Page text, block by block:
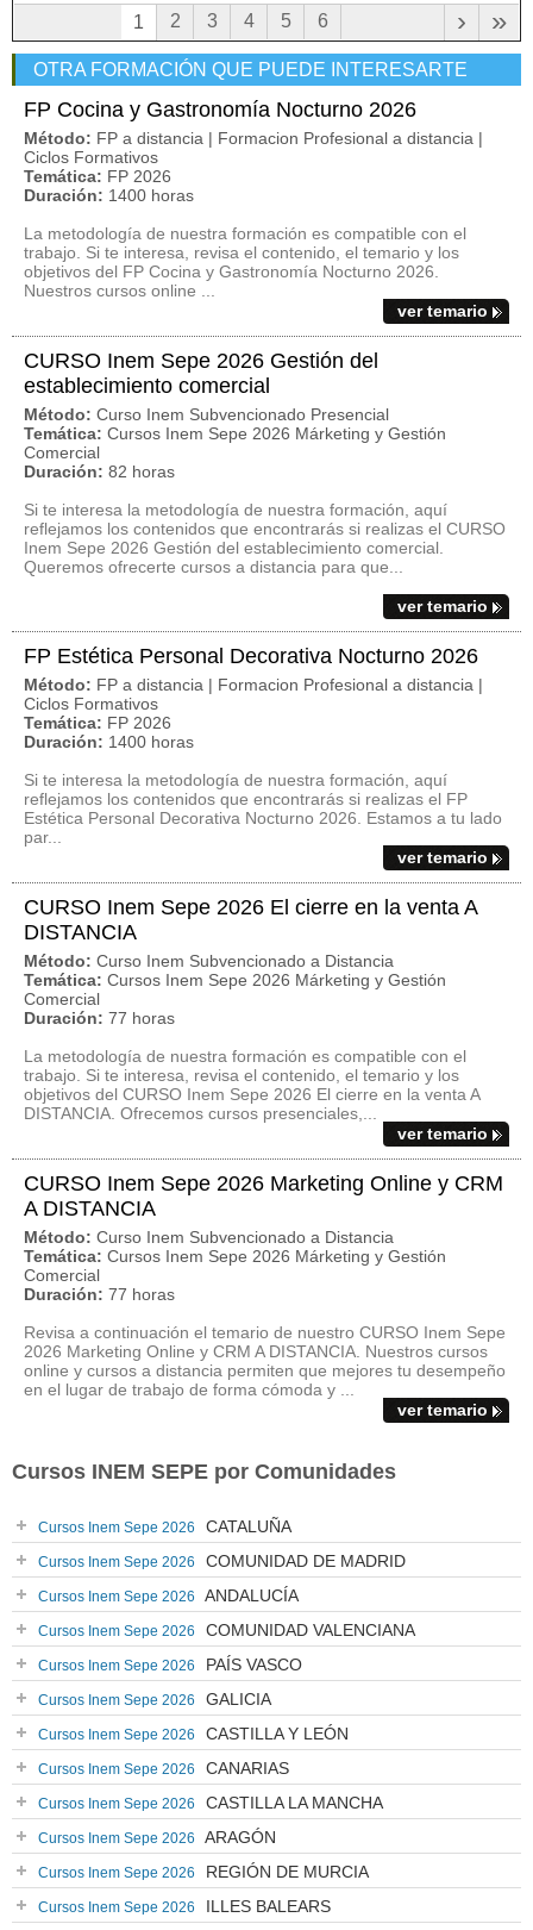
1 2 3 4 5 6 »
›
OTRA FORMACIÓN QUE PUEDE INTERESARTE
FP Cocina y Gastronomía Nocturno 2026
Método: FP a distancia | Formacion Profesional a distancia |
Ciclos Formativos
Temática: FP 2026
Duración: 1400 horas
La metodología de nuestra formación es compatible con el
trabajo. Si te interesa, revisa el contenido, el temario y los
objetivos del FP Cocina y Gastronomía Nocturno 2026.
Nuestros cursos online ...
ver temario
CURSO Inem Sepe 2026 Gestión del
establecimiento comercial
Método: Curso Inem Subvencionado Presencial
Temática: Cursos Inem Sepe 2026 Márketing y Gestión
Comercial
Duración: 82 horas
Si te interesa la metodología de nuestra formación, aquí
reflejamos los contenidos que encontrarás si realizas el CURSO
Inem Sepe 2026 Gestión del establecimiento comercial.
Queremos ofrecerte cursos a distancia para que...
ver temario
FP Estética Personal Decorativa Nocturno 2026
Método: FP a distancia | Formacion Profesional a distancia |
Ciclos Formativos
Temática: FP 2026
Duración: 1400 horas
Si te interesa la metodología de nuestra formación, aquí
reflejamos los contenidos que encontrarás si realizas el FP
Estética Personal Decorativa Nocturno 2026. Estamos a tu lado
par...
ver temario
CURSO Inem Sepe 2026 El cierre en la venta A
DISTANCIA
Método: Curso Inem Subvencionado a Distancia
Temática: Cursos Inem Sepe 2026 Márketing y Gestión
Comercial
Duración: 77 horas
La metodología de nuestra formación es compatible con el
trabajo. Si te interesa, revisa el contenido, el temario y los
objetivos del CURSO Inem Sepe 2026 El cierre en la venta A
DISTANCIA. Ofrecemos cursos presenciales,...
ver temario
CURSO Inem Sepe 2026 Marketing Online y CRM
A DISTANCIA
Método: Curso Inem Subvencionado a Distancia
Temática: Cursos Inem Sepe 2026 Márketing y Gestión
Comercial
Duración: 77 horas
Revisa a continuación el temario de nuestro CURSO Inem Sepe
2026 Marketing Online y CRM A DISTANCIA. Nuestros cursos
online y cursos a distancia permiten que mejores tu desempeño
en el lugar de trabajo de forma cómoda y ...
ver temario
Cursos INEM SEPE por Comunidades
Cursos Inem Sepe 2026 CATALUÑA
Cursos Inem Sepe 2026 COMUNIDAD DE MADRID
Cursos Inem Sepe 2026 ANDALUCÍA
Cursos Inem Sepe 2026 COMUNIDAD VALENCIANA
Cursos Inem Sepe 2026 PAÍS VASCO
Cursos Inem Sepe 2026 GALICIA
Cursos Inem Sepe 2026 CASTILLA Y LEÓN
Cursos Inem Sepe 2026 CANARIAS
Cursos Inem Sepe 2026 CASTILLA LA MANCHA
Cursos Inem Sepe 2026 ARAGÓN
Cursos Inem Sepe 2026 REGIÓN DE MURCIA
Cursos Inem Sepe 2026 ILLES BALEARS